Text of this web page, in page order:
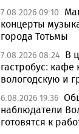
7.08.2026 09:10
концерты
города Тотьмы
7.08.2026 08:24 В
гастробус: кафе
вологодскую и
6.08.2026 19:36
наблюдатели
готовятся к